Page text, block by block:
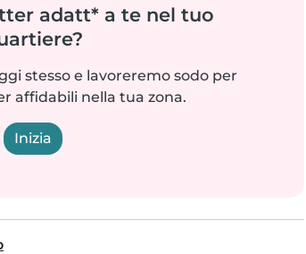
adatt* a te nel tuo
stesso e lavoreremo sodo per
affidabili nella tua zona.
Inizia